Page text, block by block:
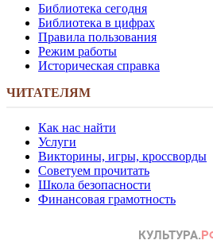
Библиотека сегодня
Библиотека в цифрах
Правила пользования
Режим работы
Историческая справка
ЧИТАТЕЛЯМ
Как нас найти
Услуги
Викторины, игры, кроссворды
Советуем прочитать
Школа безопасности
Финансовая грамотность